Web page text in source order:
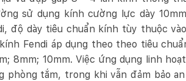
sử dụng kính cường lực dày
độ dày tiêu chuẩn kính tùy thuộc
Fendi áp dụng theo theo tiêu
8mm; 10mm. Việc ứng dụng linh
tắm, trong khi vẫn đảm bảo